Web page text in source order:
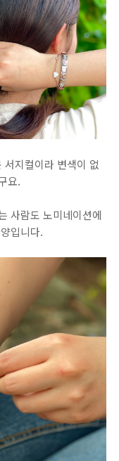
지컬이라 변색이 없
요.
사람도 노미네이션에
입니다.